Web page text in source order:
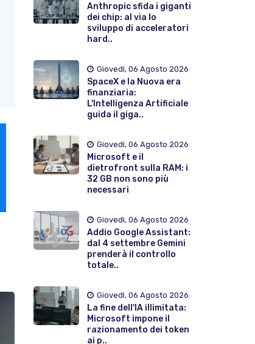
Anthropic sfida i giganti
dei chip: al via lo
sviluppo di acceleratori
hard..
Giovedì, 06 Agosto 2026
SpaceX e la Nuova era
finanziaria:
L'Intelligenza Artificiale
guida il giga..
Giovedì, 06 Agosto 2026
Microsoft e il
dietrofront sulla RAM: i
32 GB non sono più
necessari
Giovedì, 06 Agosto 2026
Addio Google Assistant:
dal 4 settembre Gemini
prenderà il controllo
totale..
Giovedì, 06 Agosto 2026
La fine dell'IA illimitata:
Microsoft impone il
razionamento dei token
ai p..